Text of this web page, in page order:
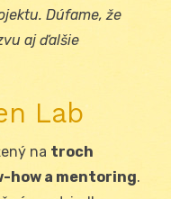
Dúfame, že
aj ďalšie
Lab
na troch
how a mentoring.